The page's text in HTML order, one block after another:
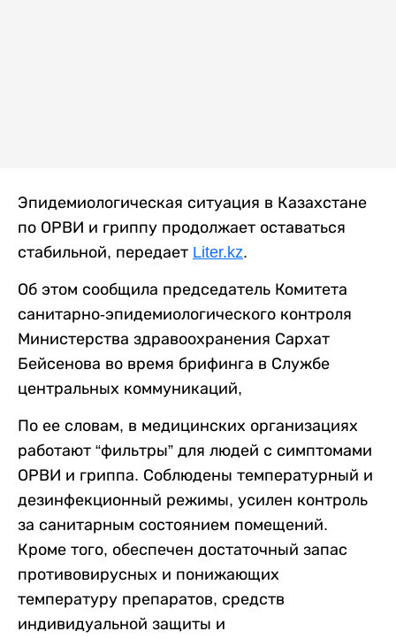
Эпидемиологическая ситуация в Казахстане
по ОРВИ и гриппу продолжает оставаться
стабильной, передает Liter.kz.
Об этом сообщила председатель Комитета
санитарно-эпидемиологического контроля
Министерства здравоохранения Сархат
Бейсенова во время брифинга в Службе
центральных коммуникаций,
По ее словам, в медицинских организациях
работают “фильтры” для людей с симптомами
ОРВИ и гриппа. Соблюдены температурный и
дезинфекционный режимы, усилен контроль
за санитарным состоянием помещений.
Кроме того, обеспечен достаточный запас
противовирусных и понижающих
температуру препаратов, средств
индивидуальной защиты и